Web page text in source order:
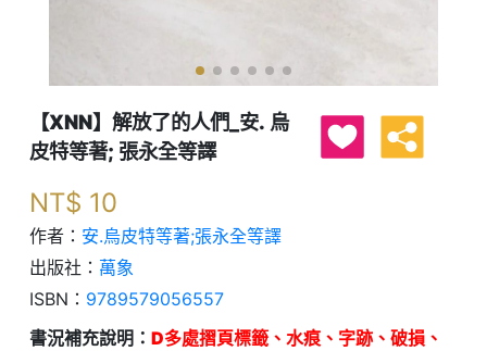
【XNN】解放了的人們_安. 烏
皮特等著; 張永全等譯
NT$ 10
作者： 安.烏皮特等著;張永全等譯
出版社： 萬象
ISBN： 9789579056557
書況補充說明： D多處摺頁標籤、水痕、字跡、破損、